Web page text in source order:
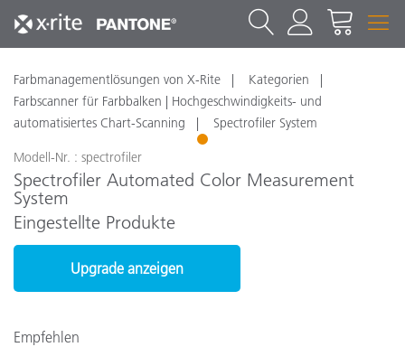
Farbmanagementlösungen von X-Rite
Kategorien
Farbscanner für Farbbalken | Hochgeschwindigkeits- und
automatisiertes Chart-Scanning
Spectrofiler System
1
Modell-Nr. : spectrofiler
Spectrofiler Automated Color Measurement
System
Eingestellte Produkte
Upgrade anzeigen
Empfehlen